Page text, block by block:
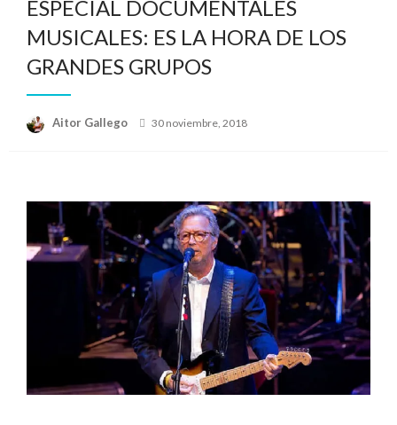
ESPECIAL DOCUMENTALES
MUSICALES: ES LA HORA DE LOS
GRANDES GRUPOS
Aitor Gallego
Publicado
30 noviembre, 2018